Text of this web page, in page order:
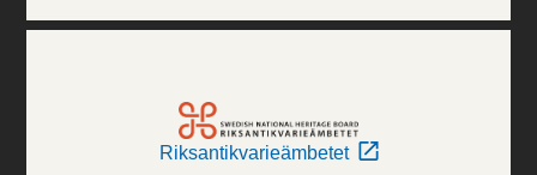
Riksantikvarieämbetet